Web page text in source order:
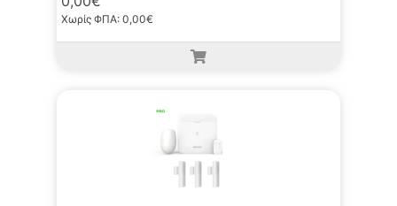
Χωρίς ΦΠΑ: 0,00€